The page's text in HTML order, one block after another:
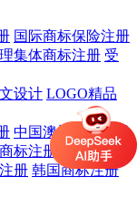
国际商标保险注册
集体商标注册 受
设计 LOGO精品
中国澳门商标注册
标注册
英国商标
册 韩国商标注册